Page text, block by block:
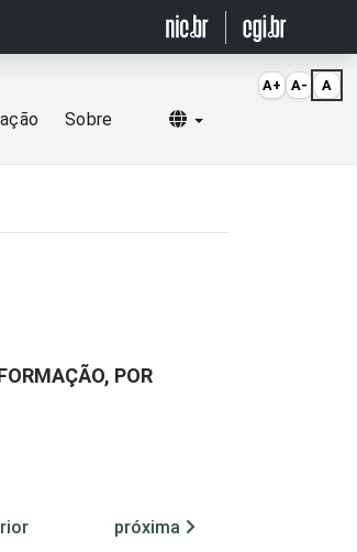
Sobre Selecionar idioma
POR
próxima
A+ A- A